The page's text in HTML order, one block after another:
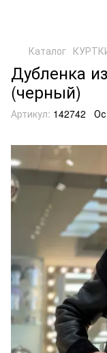
Каталог
Дубленка
(черный)
Артикул: 142742